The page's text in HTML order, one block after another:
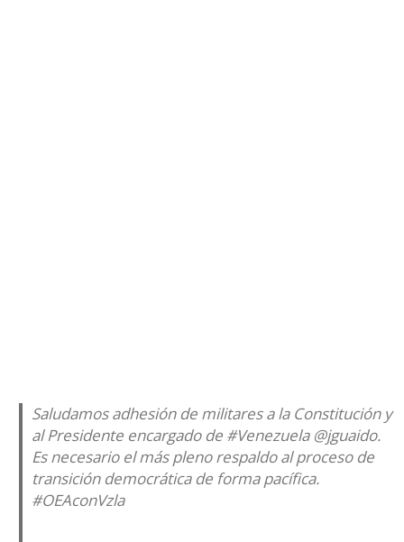
Saludamos adhesión de militares a la Constitución y
al Presidente encargado de #Venezuela @jguaido.
Es necesario el más pleno respaldo al proceso de
transición democrática de forma pacífica.
#OEAconVzla